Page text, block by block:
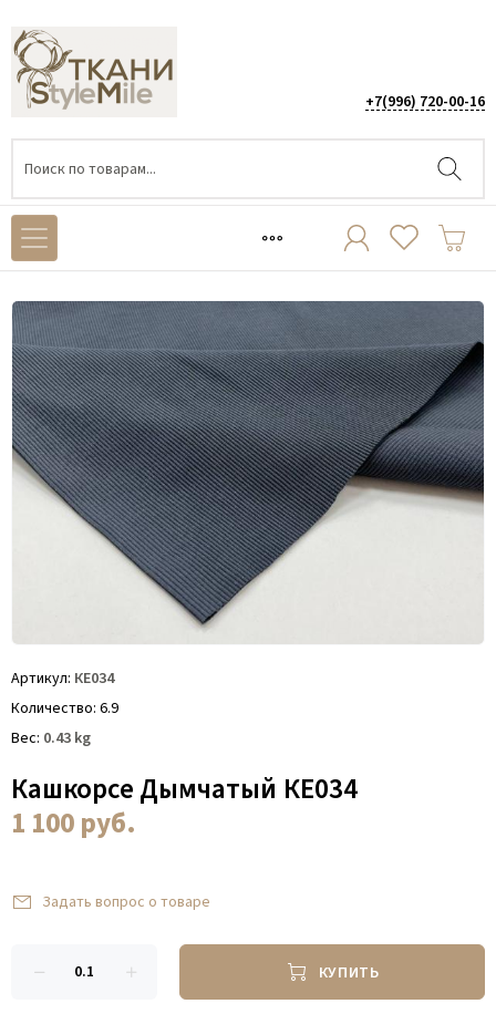
+7(996) 720-00-16
Каталог Кашкорсе Дымчатый КЕ034
Артикул КЕ034
Количество 6.9
Вес 0.43 kg
Кашкорсе Дымчатый КЕ034
1 100руб.
Задать вопрос о товаре
КУПИТЬ